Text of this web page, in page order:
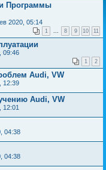
и Программы
2020, 05:14
1 ... 8 9 10 11
09:46
1 2
Audi, VW
12:39
Audi, VW
12:01
04:38
04:38